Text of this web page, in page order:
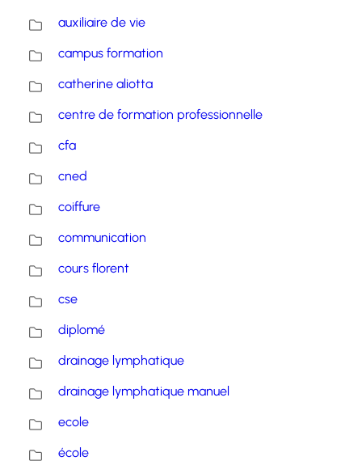
auxiliaire de vie
campus formation
catherine aliotta
centre de formation professionnelle
cfa
cned
coiffure
communication
cours florent
cse
diplomé
drainage lymphatique
drainage lymphatique manuel
ecole
école